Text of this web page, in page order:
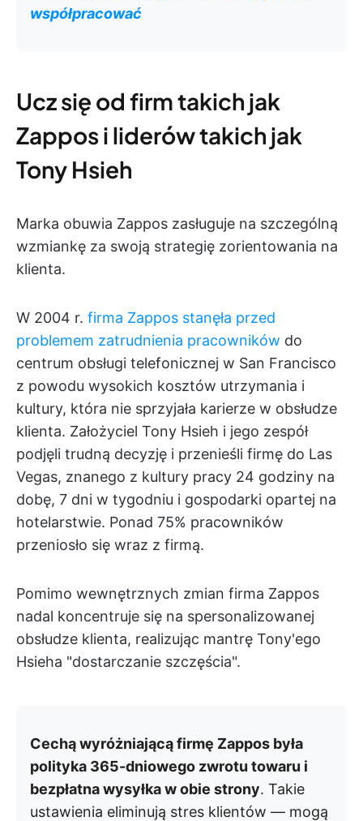
współpracować
Ucz się od firm takich jak
Zappos i liderów takich jak
Tony Hsieh
Marka obuwia Zappos zasługuje na szczególną
wzmiankę za swoją strategię zorientowania na
klienta.
W 2004 r. firma Zappos stanęła przed
problemem zatrudnienia pracowników do
centrum obsługi telefonicznej w San Francisco
z powodu wysokich kosztów utrzymania i
kultury, która nie sprzyjała karierze w obsłudze
klienta. Założyciel Tony Hsieh i jego zespół
podjęli trudną decyzję i przenieśli firmę do Las
Vegas, znanego z kultury pracy 24 godziny na
dobę, 7 dni w tygodniu i gospodarki opartej na
hotelarstwie. Ponad 75% pracowników
przeniosło się wraz z firmą.
Pomimo wewnętrznych zmian firma Zappos
nadal koncentruje się na spersonalizowanej
obsłudze klienta, realizując mantrę Tony'ego
Hsieha "dostarczanie szczęścia".
Cechą wyróżniającą firmę Zappos była
polityka 365-dniowego zwrotu towaru i
bezpłatna wysyłka w obie strony. Takie
ustawienia eliminują stres klientów — mogą